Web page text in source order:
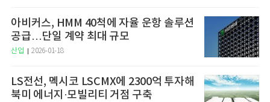
아비커스, HMM 40척에 자율 운항 솔루션
공급…단일 계약 최대 규모
산업 2026-01-18
LS전선, 멕시코 LSCMX에 2300억 투자해
북미 에너지·모빌리티 거점 구축